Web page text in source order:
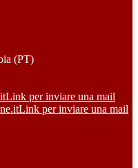
(PT)
Link per inviare una mail
Link per inviare una mail